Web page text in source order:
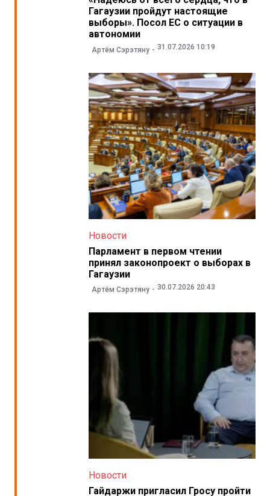
Гагаузии пройдут настоящие
выборы». Посол ЕС о ситуации в
автономии
Артём Сэрэтяну 31.07.2026 10:19
Новости
Парламент в первом чтении
принял законопроект о выборах в
Гагаузии
Артём Сэрэтяну 30.07.2026 20:43
Новости
Гайдаржи пригласил Гросу пройти